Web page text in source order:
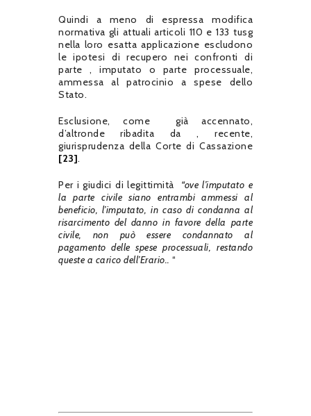
Quindi a meno di espressa modifica
normativa gli attuali articoli 110 e 133 tusg
nella loro esatta applicazione escludono
le ipotesi di recupero nei confronti di
parte , imputato o parte processuale,
ammessa al patrocinio a spese dello
Stato.
Esclusione, come già accennato,
d’altronde ribadita da , recente,
giurisprudenza della Corte di Cassazione
[23].
Per i giudici di legittimità “ove l’imputato e
la parte civile siano entrambi ammessi al
beneficio, l’imputato, in caso di condanna al
risarcimento del danno in favore della parte
civile, non può essere condannato al
pagamento delle spese processuali, restando
queste a carico dell’Erario.. “